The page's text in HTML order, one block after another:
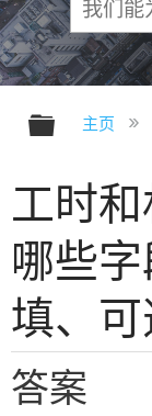
扩展/
主页
工时
哪些
填、可
答案